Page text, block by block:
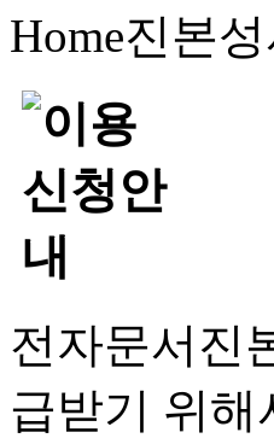
Home진본
전자문서진
급받기 위